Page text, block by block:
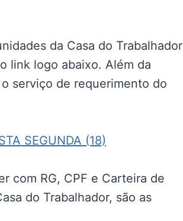
da Casa do Trabalhador
link logo abaixo. Além da
serviço de requerimento do
SEGUNDA (18)
com RG, CPF e Carteira de
do Trabalhador, são as